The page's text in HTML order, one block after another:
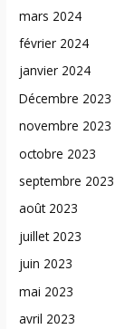
mars 2024
février 2024
janvier 2024
Décembre 2023
novembre 2023
octobre 2023
septembre 2023
août 2023
juillet 2023
juin 2023
mai 2023
avril 2023